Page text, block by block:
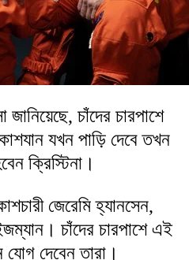
জানিয়েছে, চাঁদের চারপাশে
যখন পাড়ি দেবে তখন
ক্রিস্টিনা।
জেরেমি হ্যানসেন,
চাঁদের চারপাশে এই
যোগ দেবেন তারা।